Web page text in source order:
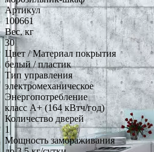
Артикул
100661
Вес, кг
30
Цвет / Материал покрытия
белый / пластик
Тип управления
электромеханическое
Энергопотребление
класс A+ (164 кВтч/год)
Количество дверей
1
Мощность замораживания